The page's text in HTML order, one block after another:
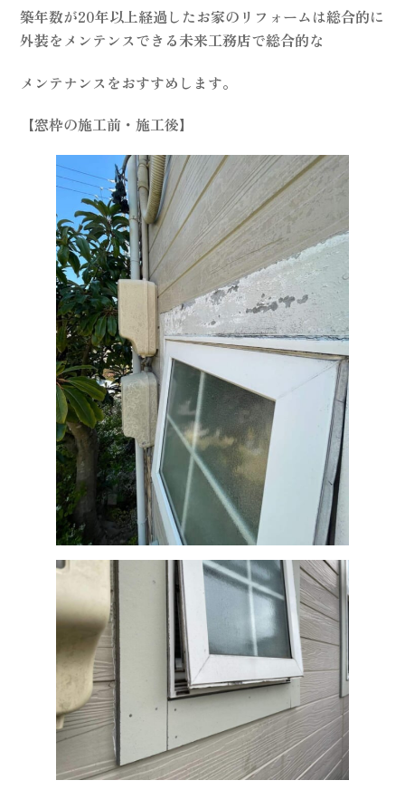
築年数が20年以上経過したお家のリフォームは総合的に
外装をメンテンスできる未来工務店で総合的な
メンテナンスをおすすめします。
【窓枠の施工前・施工後】